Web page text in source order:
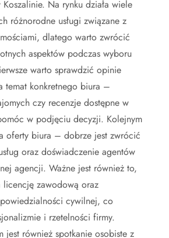
Na rynku działa wiele
różnorodne usługi związane z
dlatego warto zwrócić
aspektów podczas wyboru
warto sprawdzić opinie
temat konkretnego biura –
czy recenzje dostępne w
w podjęciu decyzji. Kolejnym
oferty biura – dobrze jest zwrócić
oraz doświadczenie agentów
agencji. Ważne jest również to,
zawodową oraz
cywilnej, co
i rzetelności firmy.
jest również spotkanie osobiste z